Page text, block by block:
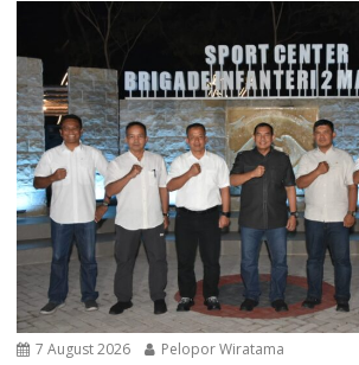
7 August 2026 Pelopor Wiratama